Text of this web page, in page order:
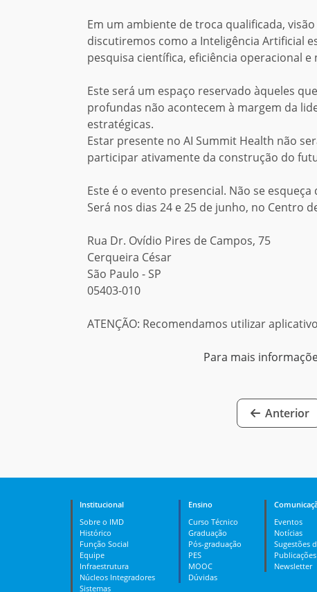
Em um ambiente de troca qualificada,
discutiremos como a Inteligência Artificial
pesquisa científica, eficiência operacional
Este será um espaço reservado àqueles
profundas não acontecem à margem da
estratégicas.
Estar presente no AI Summit Health não
participar ativamente da construção do
Este é o evento presencial. Não se
Será nos dias 24 e 25 de junho, no Centro
Rua Dr. Ovídio Pires de Campos, 75
Cerqueira César
São Paulo - SP
05403-010
ATENÇÃO: Recomendamos utilizar
Para mais
Anterior
Institucional
Sobre o IMD
Histórico
Função Social
Equipe
Infraestrutura
Núcleos Integradores
Sistemas
Ensino
Curso Técnico
Graduação
Pós-graduação
PES
MOOC
Dúvidas
Eventos
Notícias
Sugestões
Publicações
Newsletter